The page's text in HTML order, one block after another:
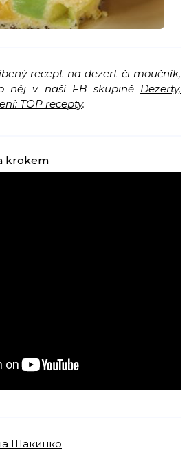
recept na dezert či moučník,
něj v naší FB skupině Dezerty,
TOP recepty.
krokem
Шакинко